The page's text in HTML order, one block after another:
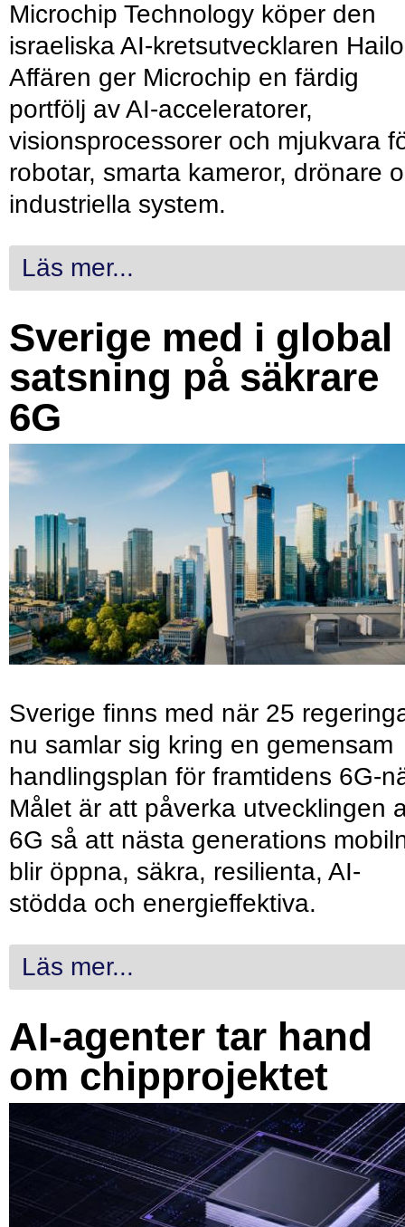
Microchip Technology köper den
israeliska AI-kretsutvecklaren
Affären ger Microchip en färdig
portfölj av AI-acceleratorer,
visionsprocessorer och mjukvara
robotar, smarta kameror, drönare
industriella system.
Läs mer...
Sverige med i global
satsning på säkrare
6G
Sverige finns med när 25
nu samlar sig kring en gemensam
handlingsplan för framtidens 6G-
Målet är att påverka utvecklingen
6G så att nästa generations
blir öppna, säkra, resilienta, AI-
stödda och energieffektiva.
Läs mer...
AI-agenter tar hand
om chipprojektet